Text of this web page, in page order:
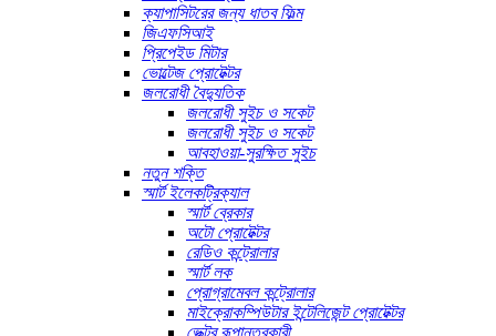
ক্যাপাসিটরের জন্য ধাতব ফিল্ম
জিএফসিআই
প্রিপেইড মিটার
ভোল্টেজ প্রোটেক্টর
জলরোধী বৈদ্যুতিক
জলরোধী সুইচ ও সকেট
জলরোধী সুইচ ও সকেট
আবহাওয়া-সুরক্ষিত সুইচ
নতুন শক্তি
স্মার্ট ইলেকট্রিক্যাল
স্মার্ট ব্রেকার
অটো প্রোটেক্টর
রেডিও কন্ট্রোলার
স্মার্ট লক
প্রোগ্রামেবল কন্ট্রোলার
মাইক্রোকম্পিউটার ইন্টেলিজেন্ট প্রোটেক্টর
ভেক্টর রূপান্তরকারী